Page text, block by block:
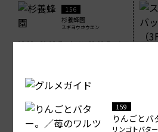
156
杉養蜂園
スギヨウホウエン
10:00～21:00 ラストイン 21:00 ラスト
159
りんごとバ
リンゴトバタ